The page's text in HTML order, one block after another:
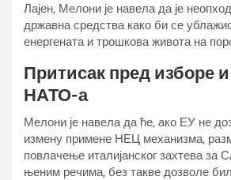
Лајен, Мелони је навела да је
државна средства како би се
енергената и трошкова живота на
Притисак пред изборе
НАТО-а
Мелони је навела да ће, ако ЕУ не
измену примене НЕЦ механизма,
повлачење италијанског захтева за
њеним речима, без такве дозволе